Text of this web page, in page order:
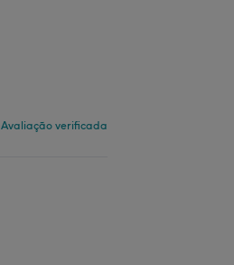
Avaliação verificada